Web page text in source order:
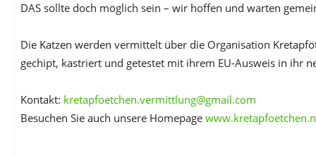
DAS sollte doch möglich sein – wir hoffen und warten
Die Katzen werden vermittelt über die Organisation
gechipt, kastriert und getestet mit ihrem EU-Ausweis in ihr
Kontakt: kretapfoetchen.vermittlung@gmail.com
Besuchen Sie auch unsere Homepage